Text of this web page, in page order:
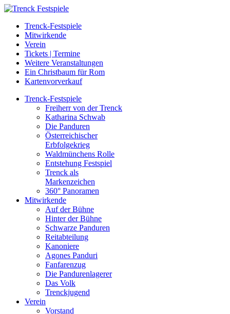
Trenck-Festspiele
Mitwirkende
Verein
Tickets | Termine
Weitere Veranstaltungen
Ein Christbaum für Rom
Kartenvorverkauf
Trenck-Festspiele
Freiherr von der Trenck
Katharina Schwab
Die Panduren
Österreichischer
Erbfolgekrieg
Waldmünchens Rolle
Entstehung Festspiel
Trenck als
Markenzeichen
360° Panoramen
Mitwirkende
Auf der Bühne
Hinter der Bühne
Schwarze Panduren
Reitabteilung
Kanoniere
Agones Panduri
Fanfarenzug
Die Pandurenlagerer
Das Volk
Trenckjugend
Verein
Vorstand